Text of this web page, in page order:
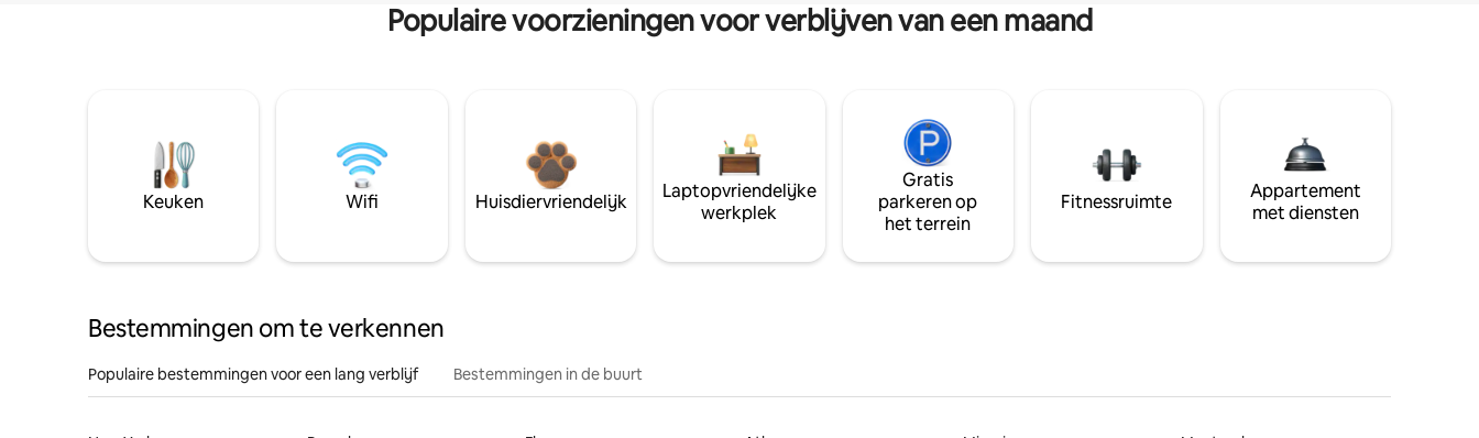
Populaire voorzieningen voor verblijven van een maand
Keuken Wifi Huisdiervriendelijk
Laptopvriendelijke
werkplek
Gratis
parkeren op
het terrein
Fitnessruimte
Appartement
met diensten
Bestemmingen om te verkennen
Populaire bestemmingen voor een lang verblijf Bestemmingen in de buurt